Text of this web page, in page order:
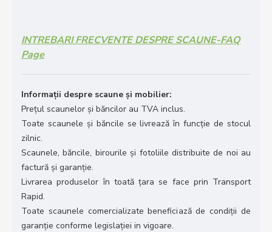
INTREBARI FRECVENTE DESPRE SCAUNE-FAQ
Page
Informații despre scaune și mobilier:
Prețul scaunelor și băncilor au TVA inclus.
Toate scaunele și băncile se livrează în funcție de stocul
zilnic.
Scaunele, băncile, birourile și fotoliile distribuite de noi au
factură și garanție.
Livrarea produselor în toată țara se face prin Transport
Rapid.
Toate scaunele comercializate beneficiază de condiții de
garanție conforme legislației in vigoare.